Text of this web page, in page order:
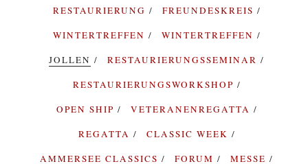
RESTAURIERUNG
FREUNDESKREIS
WINTERTREFFEN
WINTERTREFFEN
JOLLEN
RESTAURIERUNGSSEMINAR
RESTAURIERUNGSWORKSHOP
OPEN SHIP
VETERANENREGATTA
REGATTA
CLASSIC WEEK
AMMERSEE CLASSICS
FORUM MESSE